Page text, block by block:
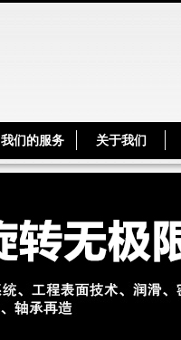
我们的服务 关于我们